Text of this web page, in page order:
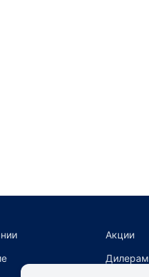
Акции
Дилерам